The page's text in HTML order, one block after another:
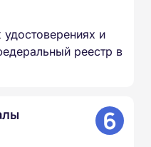
и
реестр в
6